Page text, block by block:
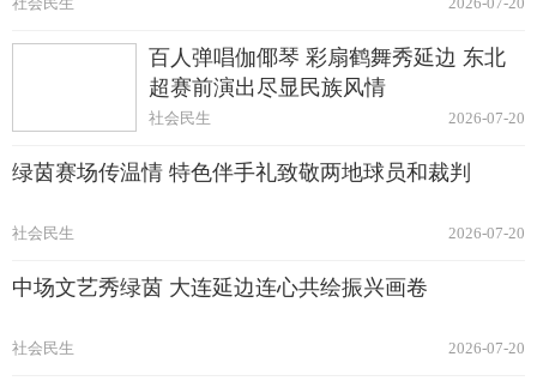
百人弹唱伽倻琴 彩扇鹤舞秀延边 东北
超赛前演出尽显民族风情
2026-07-20
社会民生
绿茵赛场传温情 特色伴手礼致敬两地球员和裁判
2026-07-20
社会民生
中场文艺秀绿茵 大连延边连心共绘振兴画卷
2026-07-20
社会民生